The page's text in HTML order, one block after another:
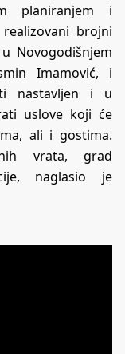
planiranjem i
brojni
Novogodišnjem
Imamović, i
nastavljen i u
uslove koji će
ali i gostima.
vrata, grad
naglasio je